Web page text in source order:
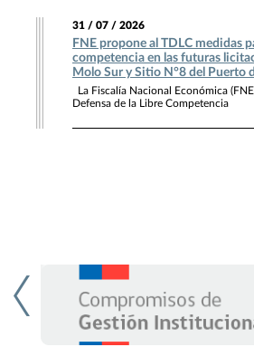
31 / 07 / 2026
FNE propone al TDLC medidas
competencia en las futuras
Molo Sur y Sitio N°8 del Puerto
La Fiscalía Nacional Económica
Defensa de la Libre Competencia